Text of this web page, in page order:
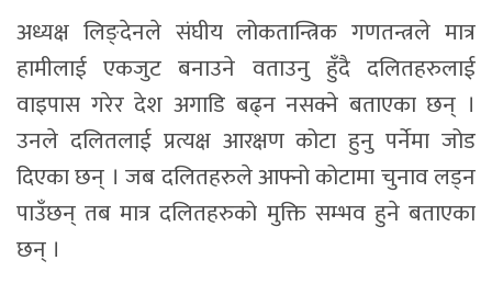
अध्यक्ष लिङ्देनले संघीय लोकतान्त्रिक गणतन्त्रले मात्र
हामीलाई एकजुट बनाउने वताउनु हुँदै दलितहरुलाई
वाइपास गरेर देश अगाडि बढ्न नसक्ने बताएका छन् ।
उनले दलितलाई प्रत्यक्ष आरक्षण कोटा हुनु पर्नेमा जोड
दिएका छन् । जब दलितहरुले आफ्नो कोटामा चुनाव लड्न
पाउँछन् तब मात्र दलितहरुको मुक्ति सम्भव हुने बताएका
छन् ।